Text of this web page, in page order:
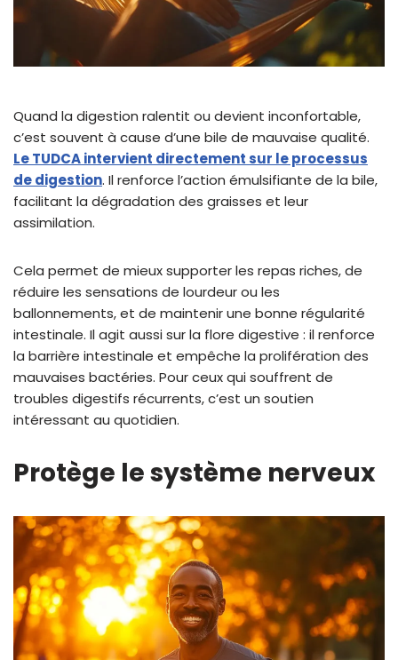
Quand la digestion ralentit ou devient inconfortable,
c’est souvent à cause d’une bile de mauvaise qualité.
Le TUDCA intervient directement sur le processus
de digestion. Il renforce l’action émulsifiante de la bile,
facilitant la dégradation des graisses et leur
assimilation.
Cela permet de mieux supporter les repas riches, de
réduire les sensations de lourdeur ou les
ballonnements, et de maintenir une bonne régularité
intestinale. Il agit aussi sur la flore digestive : il renforce
la barrière intestinale et empêche la prolifération des
mauvaises bactéries. Pour ceux qui souffrent de
troubles digestifs récurrents, c’est un soutien
intéressant au quotidien.
Protège le système nerveux